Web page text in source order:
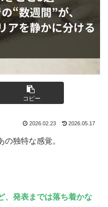
コピー
2026.02.23 2026.05.17
独特な感覚。
、発表までは落ち着かな